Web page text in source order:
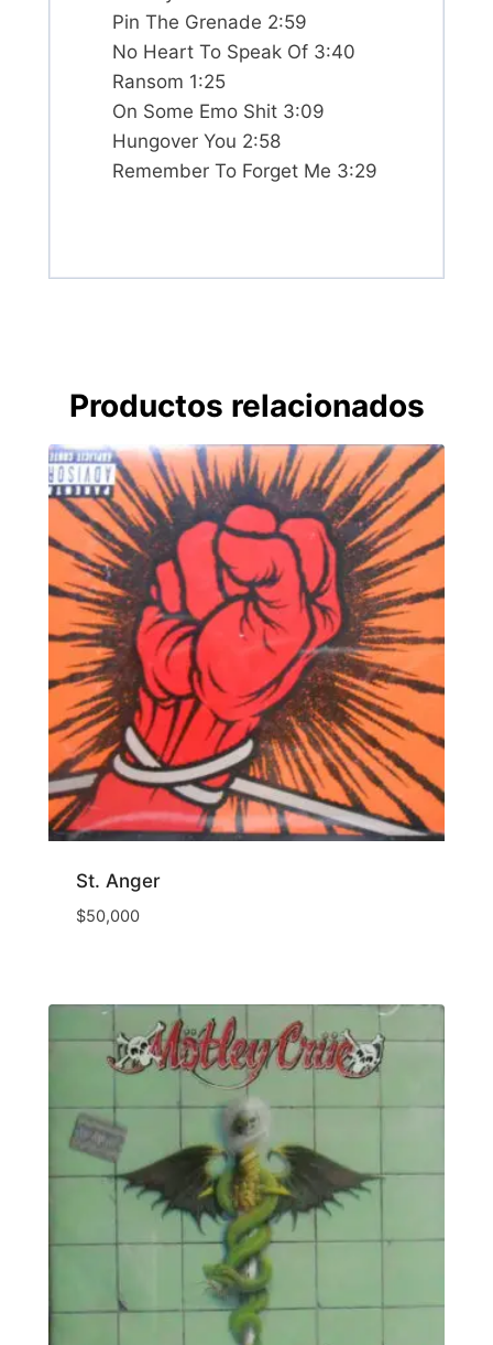
Pin The Grenade 2:59
No Heart To Speak Of 3:40
Ransom 1:25
On Some Emo Shit 3:09
Hungover You 2:58
Remember To Forget Me 3:29
Productos relacionados
St. Anger
$50,000